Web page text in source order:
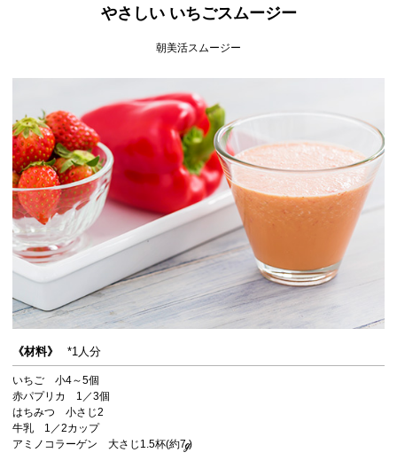
やさしい いちごスムージー
朝美活スムージー
《材料》 *1人分
いちご 小4～5個
赤パプリカ 1／3個
はちみつ 小さじ2
牛乳 1／2カップ
アミノコラーゲン 大さじ1.5杯(約7 )